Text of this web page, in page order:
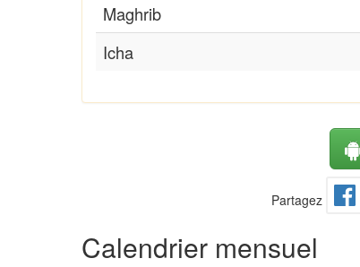
Maghrib
Icha
Partagez
Calendrier mensuel